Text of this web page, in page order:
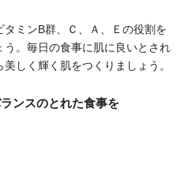
ミンB群、Ｃ、Ａ、Ｅの役割を
。毎日の食事に肌に良いとされ
しく輝く肌をつくりましょう。
ンスのとれた食事を